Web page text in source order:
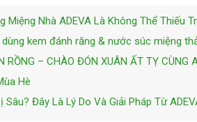
Miệng Nhà ADEVA Là Không Thể Thiếu
kem đánh răng & nước súc miệng
RỒNG – CHÀO ĐÓN XUÂN ẤT TỴ CÙNG
Hè
Đây Là Lý Do Và Giải Pháp Từ